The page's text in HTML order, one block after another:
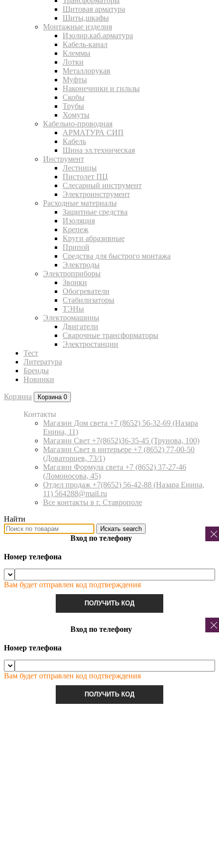
Щитовая арматура
Щиты,шкафы
Монтажные изделия
Изолир.каб.арматура
Кабель-канал
Клеммы
Лотки
Металлорукав
Муфты
Наконечники и гильзы
Скобы
Трубы
Хомуты
Кабельно-проводная
АРМАТУРА СИП
Кабель
Шина эл.техническая
Инструмент
Лестницы
Пистолет ПЦ
Слесарный инструмент
Электроинструмент
Расходные материалы
Защитные средства
Изоляция
Крепеж
Круги абразивные
Припой
Средства для быстрого монтажа
Электроды
Электроприборы
Звонки
Обогреватели
Стабилизаторы
ТЭНы
Электромашины
Двигатели
Сварочные трансформаторы
Электростанции
Тест
Литература
Бренды
Новинки
Корзина Корзина 0
Контакты
Магазин Дом света +7 (8652) 56-32-69 (Назара
Енина, 11)
Магазин Свет +7(8652)36-35-45 (Трунова, 100)
Магазин Свет в интерьере +7 (8652) 77-00-50
(Доваторцев, 73/1)
Магазин Формула света +7 (8652) 37-27-46
(Ломоносова, 45)
Отдел продаж +7(8652) 56-42-88 (Назара Енина,
11) 564288@mail.ru
Все контакты в г. Ставрополе
Найти
Искать search
Вход по телефону
Номер телефона
Вам будет отправлен код подтверждения
ПОЛУЧИТЬ КОД
Вход по телефону
Номер телефона
Вам будет отправлен код подтверждения
ПОЛУЧИТЬ КОД